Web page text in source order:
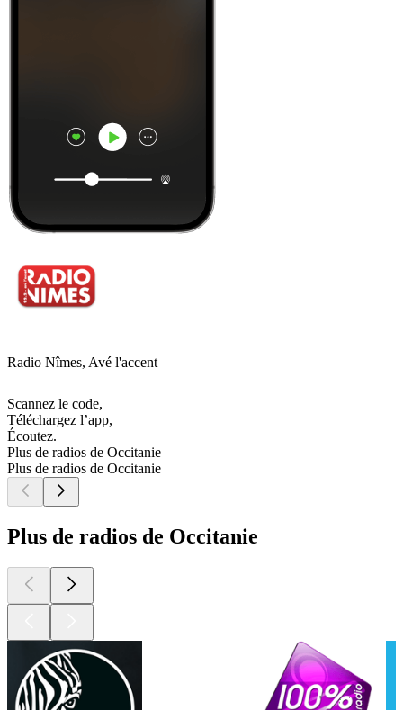
Radio Nîmes, Avé l'accent
Scannez le code,
Téléchargez l’app,
Écoutez.
Plus de radios de Occitanie
Plus de radios de Occitanie
Plus de radios de Occitanie